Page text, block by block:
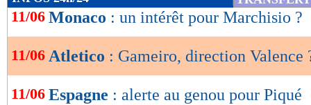
de
OK
11/06 Monaco : un intérêt pour Marchisio ?
11/06 Atletico : Gameiro, direction Valence
11/06 Espagne : alerte au genou pour Piqué